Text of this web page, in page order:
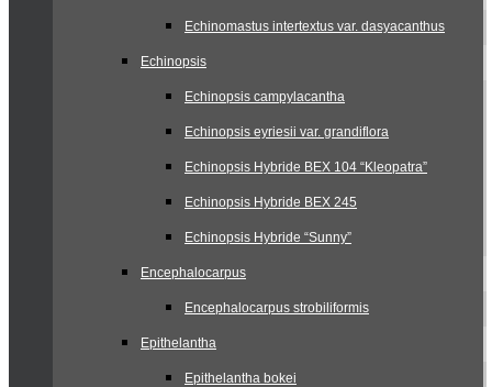
Echinomastus intertextus var. dasyacanthus
Echinopsis
Echinopsis campylacantha
Echinopsis eyriesii var. grandiflora
Echinopsis Hybride BEX 104 “Kleopatra”
Echinopsis Hybride BEX 245
Echinopsis Hybride “Sunny”
Encephalocarpus
Encephalocarpus strobiliformis
Epithelantha
Epithelantha bokei